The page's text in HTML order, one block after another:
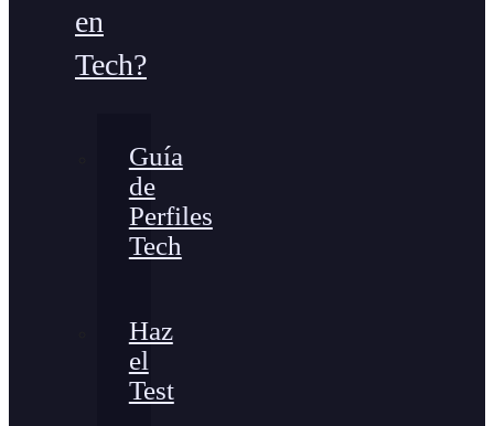
en
Tech?
Guía
de
Perfiles
Tech
Haz
el
Test